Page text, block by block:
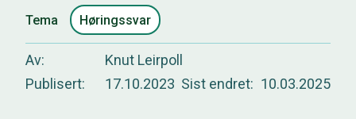
Tema Høringssvar
Av
Knut Leirpoll
Publisert
17.10.2023 Sist endret 10.03.2025